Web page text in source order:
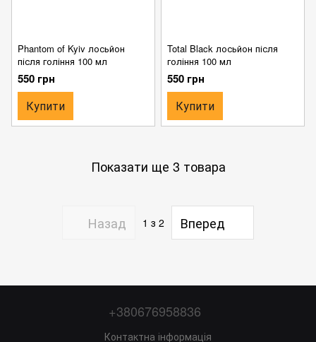
Phantom of Kyiv лосьйон
після гоління 100 мл
550 грн
Купити
Total Black лосьйон після
гоління 100 мл
550 грн
Купити
Показати ще 3 товара
Назад 1 з 2 Вперед
+380676958836
Контактна інформація